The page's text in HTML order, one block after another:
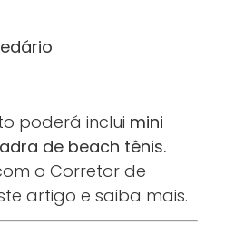
poderá inclui mini
de beach tênis.
o Corretor de
artigo e saiba mais.